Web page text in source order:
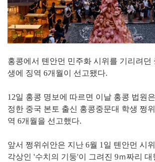
홍콩에서 톈안먼 민주화 시위를 기리려던
생에 징역 6개월이 선고됐다.
12일 홍콩 명보에 따르면 이날 홍콩 법원
정한 중국 본토 출신 홍콩중문대 학생 쩡
역 6개월을 선고했다.
앞서 쩡위쉬안은 지난 6월 1일 톈안먼 시
각상인 '수치의 기둥'이 그려진 9ｍ짜리